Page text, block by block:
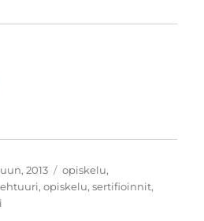
2013 Kategoriat
opiskelu,
,opiskelu,sertifioinnit,